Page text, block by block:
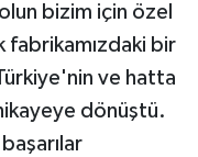
bizim için özel
fabrikamızdaki bir
ve hatta
dönüştü.